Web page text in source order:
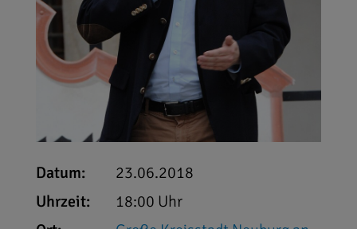
Datum:
23.06.2018
Uhrzeit:
18:00 Uhr